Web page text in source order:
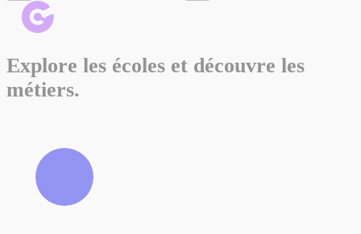
Explore les écoles et découvre les
métiers.